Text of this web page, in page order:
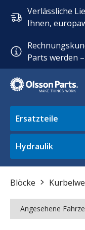
Verlässliche
Ihnen,
Parts werden –
Ersatzteile
Hydraulik
Blöcke
Angesehene